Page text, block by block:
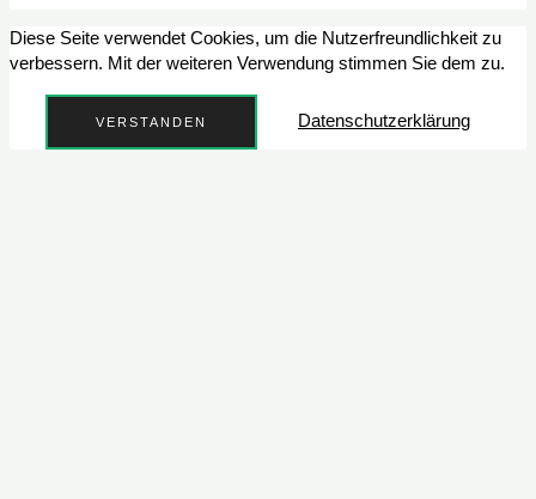
Diese Seite verwendet Cookies, um die Nutzerfreundlichkeit zu
verbessern. Mit der weiteren Verwendung stimmen Sie dem zu.
VERSTANDEN Datenschutzerklärung